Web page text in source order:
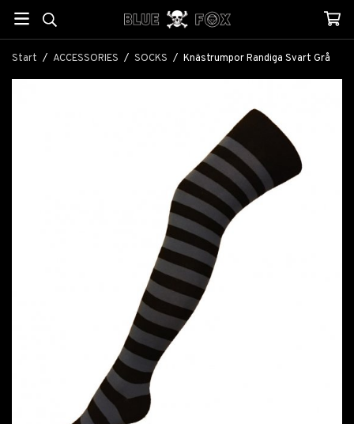
Start / ACCESSORIES / SOCKS / Knästrumpor Randiga Svart Grå